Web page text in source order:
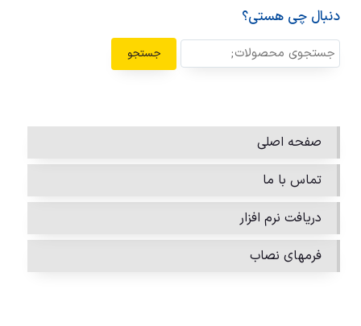
دنبال چی هستی؟
جستجو
صفحه اصلی
تماس با ما
دریافت نرم افزار
فرمهای نصاب